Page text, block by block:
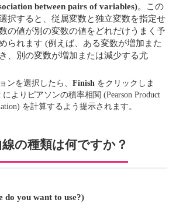
between pairs of variables)。この
択すると、従属変数と独立変数を指定せ
の値が別の変数の値をどれだけうまく予
られます (例えば、ある変数が増加また
、別の変数が増加または減少する尤
ンを選択したら、Finish をクリックしま
によりピアソンの積率相関 (Pearson Product
を計算するよう提示されます。
の種類は何ですか？
do you want to use?)